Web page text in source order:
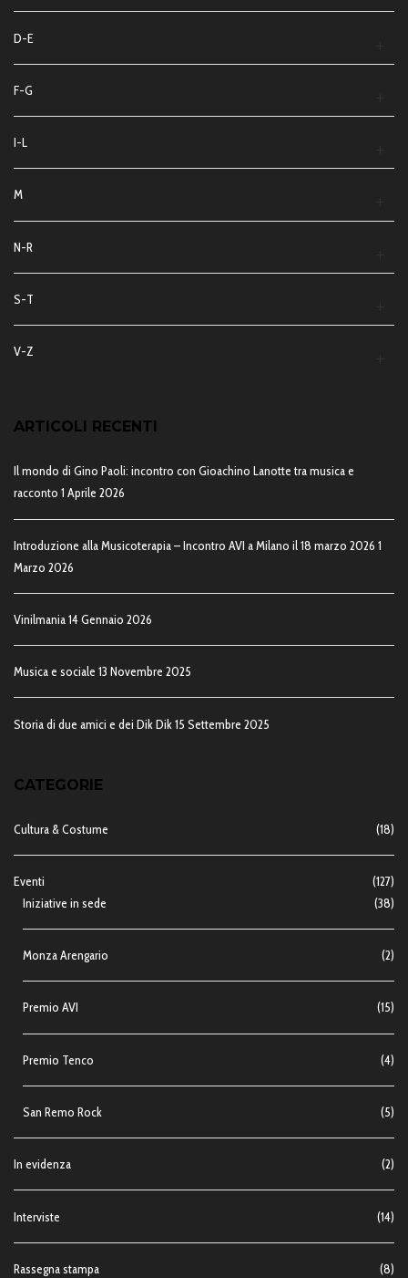
D-E
F-G
I-L
M
N-R
S-T
V-Z
ARTICOLI RECENTI
Il mondo di Gino Paoli: incontro con Gioachino Lanotte tra musica e
racconto 1 Aprile 2026
Introduzione alla Musicoterapia – Incontro AVI a Milano il 18 marzo 2026 1
Marzo 2026
Vinilmania14 Gennaio 2026
Musica e sociale 13 Novembre 2025
Storia di due amici e dei Dik Dik15 Settembre 2025
CATEGORIE
Cultura & Costume (18)
Eventi
(127)
Iniziative in sede
(38)
Monza Arengario (2)
Premio AVI (15)
Premio Tenco (4)
San Remo Rock (5)
In evidenza (2)
Interviste (14)
Rassegna stampa (8)